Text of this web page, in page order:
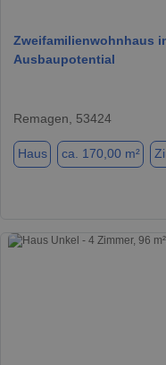
Zweifamilienwohnhaus
Ausbaupotential
Remagen, 53424
Haus ca. 170,00 m²